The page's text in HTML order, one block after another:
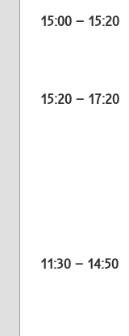
15:00 – 15:20
15:20 – 17:20
11:30 – 14:50